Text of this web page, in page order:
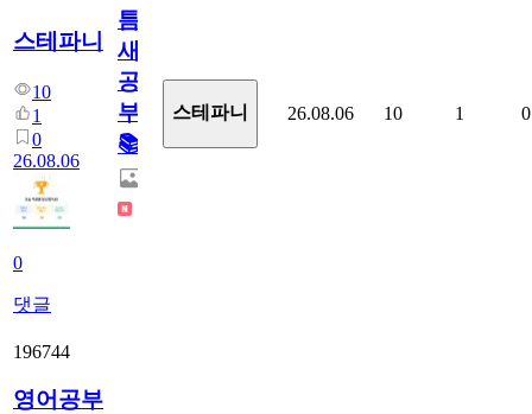
스테파니
10
1
0
26.08.06
0
댓글
틈
새
공
부!
📚
스테파니 26.08.06 10 1 0
196744
영어공부